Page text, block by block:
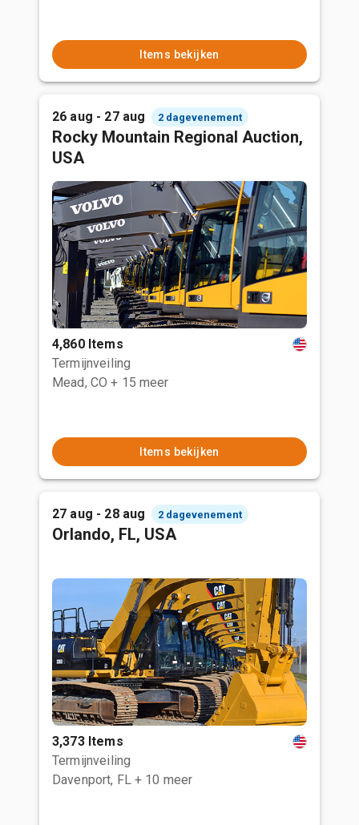
Items bekijken
26 aug - 27 aug 2 dagevenement
Rocky Mountain Regional Auction,
USA
4,860 Items
Termijnveiling
Mead, CO + 15 meer
Items bekijken
27 aug - 28 aug 2 dagevenement
Orlando, FL, USA
3,373 Items
Termijnveiling
Davenport, FL + 10 meer